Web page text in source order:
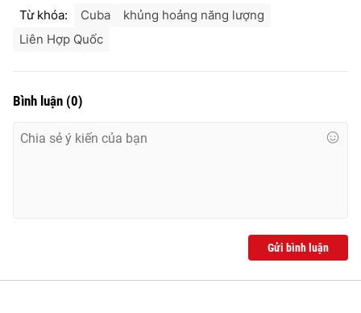
Từ khóa: Cuba
khủng hoảng năng lượng
Liên Hợp Quốc
Bình luận (0)
Gửi bình luận